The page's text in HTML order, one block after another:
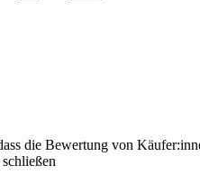
die Bewertung von